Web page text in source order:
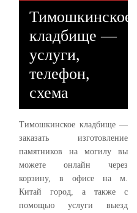
Тимошкинское
кладбище —
услуги,
телефон,
схема
Тимошкинское кладбище —
заказать изготовление
памятников на могилу вы
можете онлайн через
корзину, в офисе на м.
Китай город, а также с
помощью услуги выезд